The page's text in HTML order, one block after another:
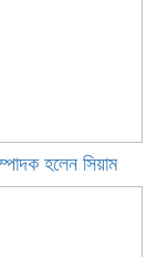
হলেন সিয়াম